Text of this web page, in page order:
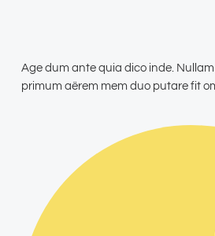
Age dum ante quia dico inde.
primum aërem mem duo putare fit